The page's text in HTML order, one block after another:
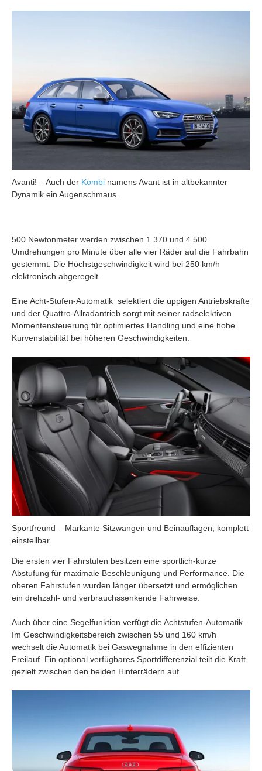
Avanti! – Auch der Kombi namens Avant ist in altbekannter
Dynamik ein Augenschmaus.
500 Newtonmeter werden zwischen 1.370 und 4.500
Umdrehungen pro Minute über alle vier Räder auf die Fahrbahn
gestemmt. Die Höchstgeschwindigkeit wird bei 250 km/h
elektronisch abgeregelt.
Eine Acht-Stufen-Automatik selektiert die üppigen Antriebskräfte
und der Quattro-Allradantrieb sorgt mit seiner radselektiven
Momentensteuerung für optimiertes Handling und eine hohe
Kurvenstabilität bei höheren Geschwindigkeiten.
Sportfreund – Markante Sitzwangen und Beinauflagen; komplett
einstellbar.
Die ersten vier Fahrstufen besitzen eine sportlich-kurze
Abstufung für maximale Beschleunigung und Performance. Die
oberen Fahrstufen wurden länger übersetzt und ermöglichen
ein drehzahl- und verbrauchssenkende Fahrweise.
Auch über eine Segelfunktion verfügt die Achtstufen-Automatik.
Im Geschwindigkeitsbereich zwischen 55 und 160 km/h
wechselt die Automatik bei Gaswegnahme in den effizienten
Freilauf. Ein optional verfügbares Sportdifferenzial teilt die Kraft
gezielt zwischen den beiden Hinterrädern auf.